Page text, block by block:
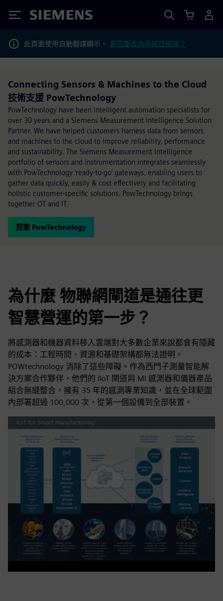
Siemens
此頁面使用自動翻譯顯示。 是否要改為用英語檢視？
Connecting Sensors & Machines to the Cloud
技術支援 PowTechnology
PowTechnology have been intelligent automation specialists for
over 30 years and a Siemens Measurement Intelligence Solution
Partner. We have helped customers harness data from sensors
and machines to the cloud to improve reliability, performance
and sustainability. The Siemens Measurement Intelligence
portfolio of sensors and instrumentation integrates seamlessly
with PowTechnology ‘ready-to-go’ gateways, enabling users to
gather data quickly, easily & cost effectively and facilitating
holistic customer-specific solutions. PowTechnology brings
together OT and IT.
探索 PowTechnology
為什麼 物聯網閘道是通往更
智慧營運的第一步？
將感測器和機器資料移入雲端對大多數企業來說都會有隱藏
的成本：工程時間、資源和基礎架構都無法證明。
POWtechnology 消除了這些障礙。作為西門子測量智能解
決方案合作夥伴，他們的 IIoT 閘道與 MI 感測器和儀器產品
組合無縫整合，擁有 35 年的感測專業知識，並在全球範圍
內部署超過 100,000 次，從第一個設備到全部裝置。